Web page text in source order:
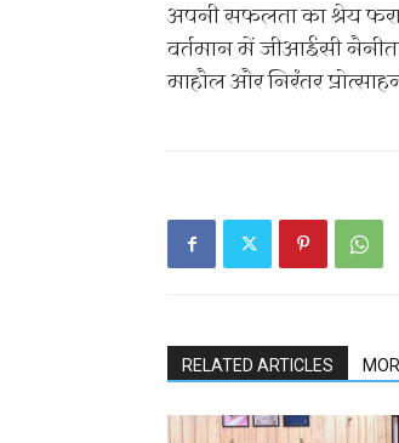
अपनी सफलता का श्रेय
वर्तमान में जीआईसी
माहौल और निरंतर
RELATED ARTICLES